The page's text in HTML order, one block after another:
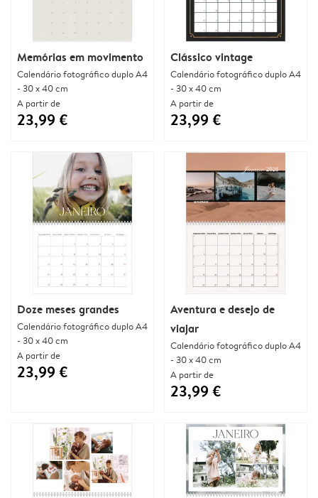
Memórias em movimento
Calendário fotográfico duplo A4
- 30 x 40 cm
A partir de
23,99 €
Clássico vintage
Calendário fotográfico duplo A4
- 30 x 40 cm
A partir de
23,99 €
Doze meses grandes
Calendário fotográfico duplo A4
- 30 x 40 cm
A partir de
23,99 €
Aventura e desejo de
viajar
Calendário fotográfico duplo A4
- 30 x 40 cm
A partir de
23,99 €